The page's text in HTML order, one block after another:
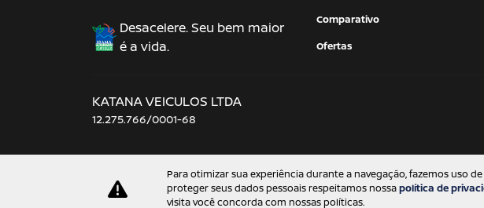
Desacelere. Seu bem maior
é a vida.
Comparativo
Ofertas
KATANA VEICULOS LTDA
12.275.766/0001-68
Para otimizar sua experiência durante a navegação, fazemos uso
proteger seus dados pessoais respeitamos nossapolítica de
visita você concorda com nossas políticas.